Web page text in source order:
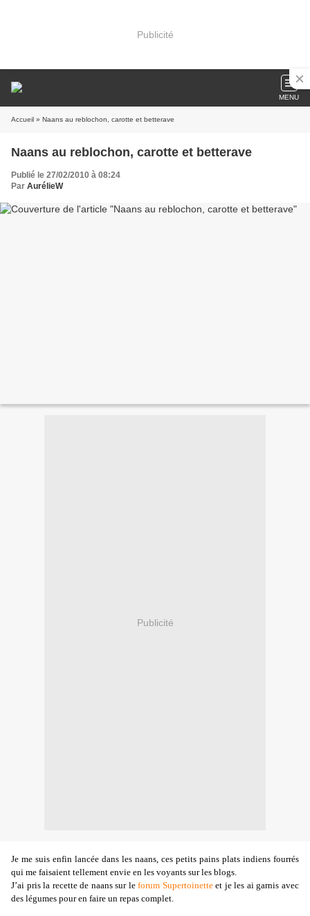
Publicité
MENU
Accueil » Naans au reblochon, carotte et betterave
Naans au reblochon, carotte et betterave
Publié le 27/02/2010 à 08:24
Par AurélieW
Publicité
Je me suis enfin lancée dans les naans, ces petits pains plats indiens fourrés
qui me faisaient tellement envie en les voyants sur les blogs.
J’ai pris la recette de naans sur leforum Supertoinetteet je les ai garnis avec
des légumes pour en faire un repas complet.